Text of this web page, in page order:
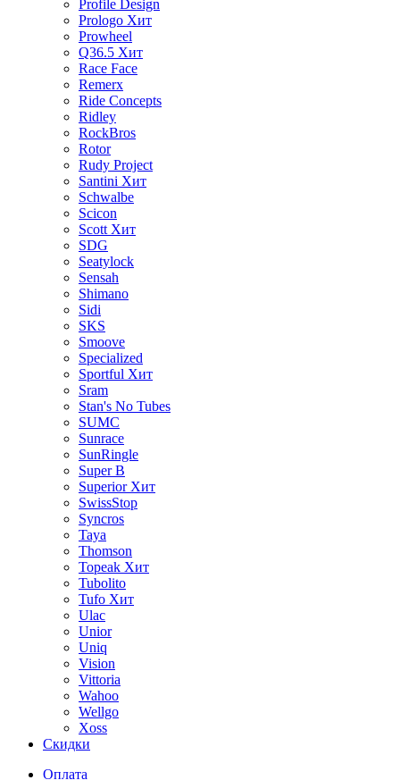
Profile Design
Prologo Хит
Prowheel
Q36.5 Хит
Race Face
Remerx
Ride Concepts
Ridley
RockBros
Rotor
Rudy Project
Santini Хит
Schwalbe
Scicon
Scott Хит
SDG
Seatylock
Sensah
Shimano
Sidi
SKS
Smoove
Specialized
Sportful Хит
Sram
Stan's No Tubes
SUMC
Sunrace
SunRingle
Super B
Superior Хит
SwissStop
Syncros
Taya
Thomson
Topeak Хит
Tubolito
Tufo Хит
Ulac
Unior
Uniq
Vision
Vittoria
Wahoo
Wellgo
Xoss
Скидки
Оплата